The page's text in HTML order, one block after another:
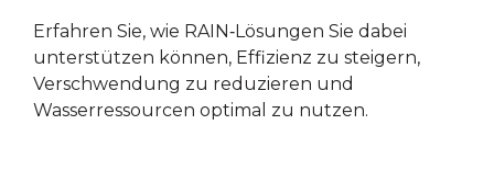
Erfahren Sie, wie RAIN‑Lösungen Sie dabei
unterstützen können, Effizienz zu steigern,
Verschwendung zu reduzieren und
Wasserressourcen optimal zu nutzen.